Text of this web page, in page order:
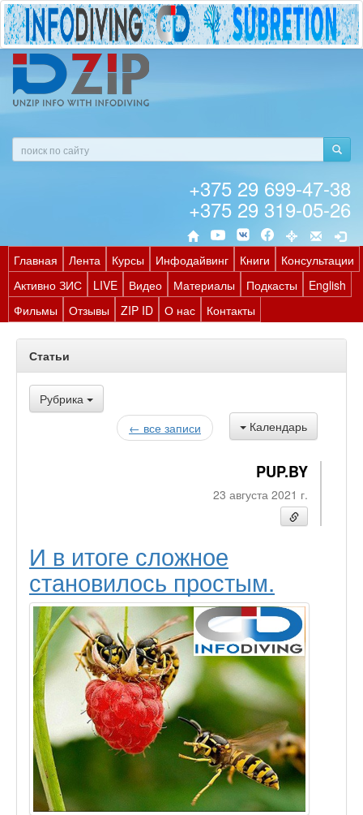
+375 29 699-47-38
+375 29 319-05-26
Главная Лента Курсы Инфодайвинг Книги
Консультации
Активно ЗИС
LIVE Видео Материалы Подкасты
English
Фильмы
Отзывы ZIP ID О нас Контакты
Статьи
Рубрика
Календарь
← все записи
PUP.BY
23 августа 2021 г.
И в итоге сложное
становилось простым.